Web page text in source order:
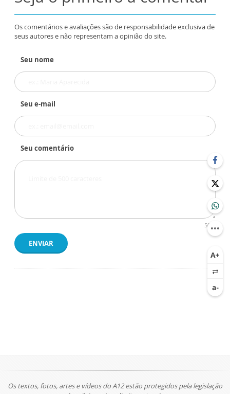
Os comentários e avaliações são de responsabilidade exclusiva de
seus autores e não representam a opinião do site.
Seu nome
Seu e-mail
Seu comentário
500
ENVIAR
Os textos, fotos, artes e vídeos do A12 estão protegidos pela legislação